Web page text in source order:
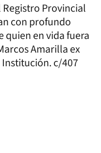
Provincial
con profundo
en vida fuera
Amarilla ex
c/407